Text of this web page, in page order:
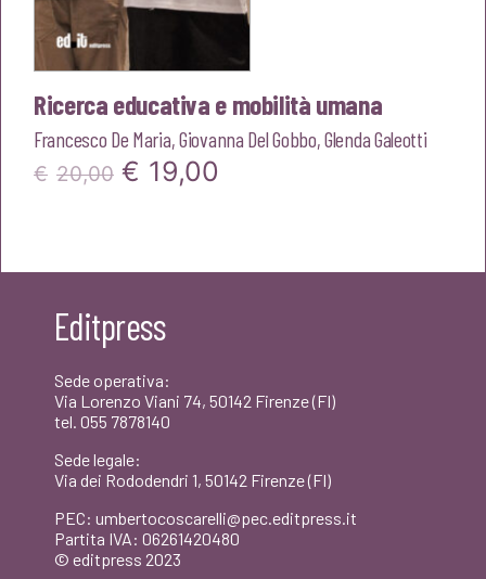
Ricerca educativa e mobilità umana
Francesco De Maria,Giovanna Del Gobbo,Glenda Galeotti
€ 20,00 Il
€20,00.
€ 19,00
Editpress
Sede operativa:
Via Lorenzo Viani 74, 50142 Firenze (FI)
tel. 055 7878140
Sede legale:
Via dei Rododendri 1, 50142 Firenze (FI)
PEC: umbertocoscarelli@pec.editpress.it
Partita IVA: 06261420480
© editpress 2023